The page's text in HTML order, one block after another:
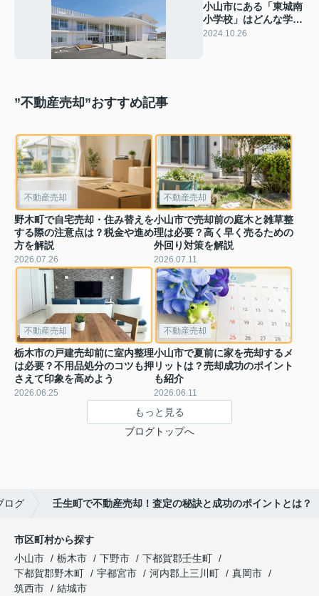
小山市にある「東城南
小学校」はどんな学
校？概要や特徴をご紹
2024.10.26
”不動産売却”おすすめ記事
不動産売却
野木町で自宅売却・住み替えを
する際の注意点は？税金や進め
方を解説
2026.07.26
不動産売却
小山市で売却前の庭木と雑草整
理は必要？高く早く売るための
外回り対策を解説
2026.07.11
不動産売却
栃木市の戸建売却前に室内整理
は必要？不用品処分のコツも押
さえて印象を高めよう
2026.06.25
不動産売却
小山市で夏前に家を売却するメ
リットは？売却成功のポイント
も紹介
2026.06.11
もっと見る
ブログトップへ
ログ 壬生町で不動産売却！査定の秘訣と成功のポイントとは？
市区町村から探す
小山市
栃木市 下野市
下都賀郡壬生町
下都賀郡野木町
宇都宮市 河内郡上三川町
真岡市
筑西市
結城市